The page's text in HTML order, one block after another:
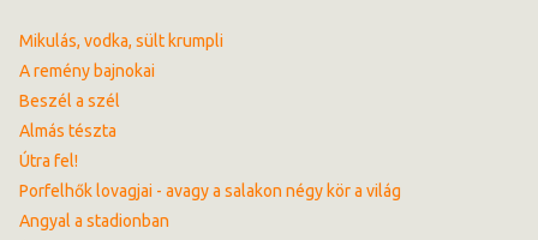
Mikulás, vodka, sült krumpli
A remény bajnokai
Beszél a szél
Almás tészta
Útra fel!
Porfelhők lovagjai - avagy a salakon négy kör a világ
Angyal a stadionban